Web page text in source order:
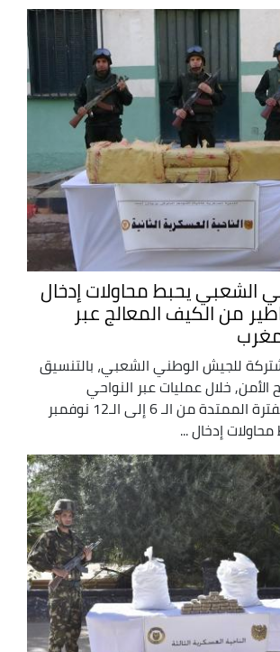
الشعبي يحبط محاولات إدخال
9 قناطير من الكيف المعالج عبر
للجيش الوطني الشعبي، بالتنسيق
خلال عمليات عبر النواحي
العسكرية في الفترة الممتدة من الـ 6 إلى الـ12 نوفمبر
إدخال ...